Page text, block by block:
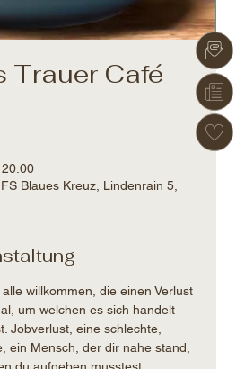
Trauer Café
Blaues Kreuz, Lindenrain 5,
willkommen, die einen Verlust
um welchen es sich handelt
Jobverlust, eine schlechte,
ein Mensch, der dir nahe stand,